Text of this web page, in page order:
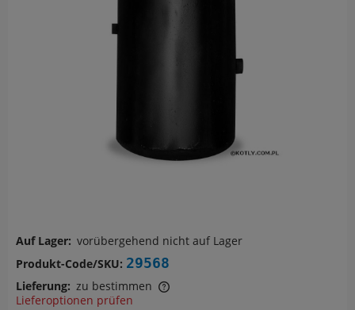
Auf Lager: vorübergehend nicht auf Lager
Produkt-Code/SKU: 29568
Lieferung: zu bestimmen
Der Preis enthält keine eventuellen Zahlungskosten
Lieferoptionen prüfen